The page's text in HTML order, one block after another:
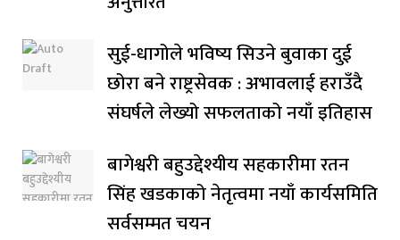
सुई-धागोले भविष्य सिउने बुवाका दुई
छोरा बने राष्ट्रसेवक : अभावलाई हराउँदै
संघर्षले लेख्यो सफलताको नयाँ इतिहास
बागेश्वरी बहुउद्देश्यीय सहकारीमा रतन
सिंह खडकाको नेतृत्वमा नयाँ कार्यसमिति
सर्वसम्मत चयन